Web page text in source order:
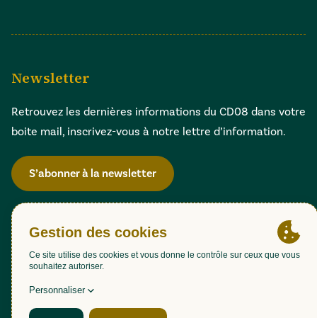
Newsletter
Retrouvez les dernières informations du CD08 dans votre
boite mail, inscrivez-vous à notre lettre d’information.
S’abonner à la newsletter
Gestion des cookies
Accessibilité : partiellement conforme (98,51%)
Mentions légales
Politique de confidentialité
Plan du site